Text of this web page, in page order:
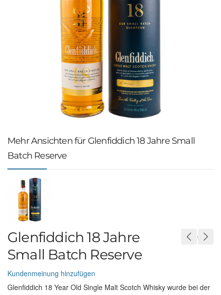
Mehr Ansichten für Glenfiddich 18 Jahre Small
Batch Reserve
Glenfiddich 18 Jahre
Small Batch Reserve
Kundenmeinung hinzufügen
Glenfiddich 18 Year Old Single Malt Scotch Whisky wurde bei der